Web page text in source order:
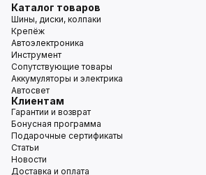
Каталог товаров
Шины, диски, колпаки
Крепёж
Автоэлектроника
Инструмент
Сопутствующие товары
Аккумуляторы и электрика
Автосвет
Клиентам
Гарантии и возврат
Бонусная программа
Подарочные сертификаты
Статьи
Новости
Доставка и оплата